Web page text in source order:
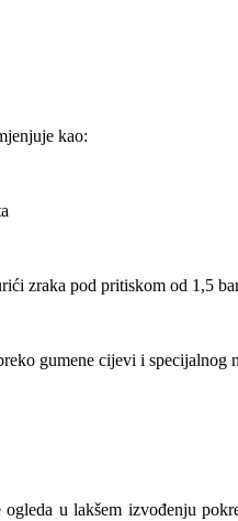
kao:
zraka pod pritiskom od 1,5
gumene cijevi i
u lakšem izvođenju